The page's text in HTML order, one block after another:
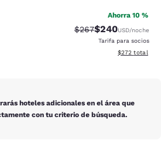
Ahorra 10 %
Tarifa tachada:
$267Tarifa reducida:
$240USD/noche
Tarifa para socios
Ver detalles
$272 total
hoteles adicionales en el área que
con tu criterio de búsqueda.